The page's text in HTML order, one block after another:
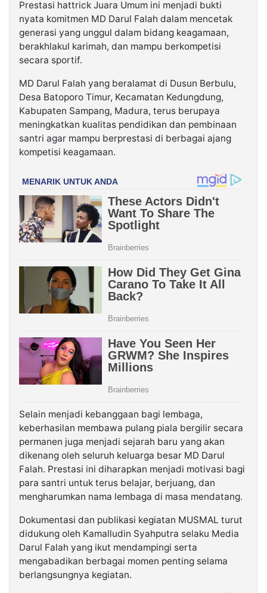
Prestasi hattrick Juara Umum ini menjadi bukti
nyata komitmen MD Darul Falah dalam mencetak
generasi yang unggul dalam bidang keagamaan,
berakhlakul karimah, dan mampu berkompetisi
secara sportif.
MD Darul Falah yang beralamat di Dusun Berbulu,
Desa Batoporo Timur, Kecamatan Kedungdung,
Kabupaten Sampang, Madura, terus berupaya
meningkatkan kualitas pendidikan dan pembinaan
santri agar mampu berprestasi di berbagai ajang
kompetisi keagamaan.
Selain menjadi kebanggaan bagi lembaga,
keberhasilan membawa pulang piala bergilir secara
permanen juga menjadi sejarah baru yang akan
dikenang oleh seluruh keluarga besar MD Darul
Falah. Prestasi ini diharapkan menjadi motivasi bagi
para santri untuk terus belajar, berjuang, dan
mengharumkan nama lembaga di masa mendatang.
Dokumentasi dan publikasi kegiatan MUSMAL turut
didukung oleh Kamalludin Syahputra selaku Media
Darul Falah yang ikut mendampingi serta
mengabadikan berbagai momen penting selama
berlangsungnya kegiatan.